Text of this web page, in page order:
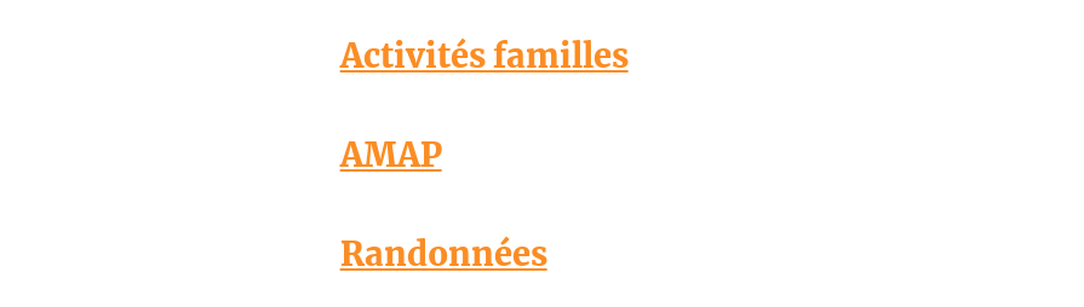
Activités familles
AMAP
Randonnées